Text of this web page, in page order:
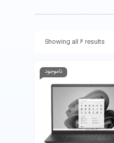
Showing all 6 results
ناموجود